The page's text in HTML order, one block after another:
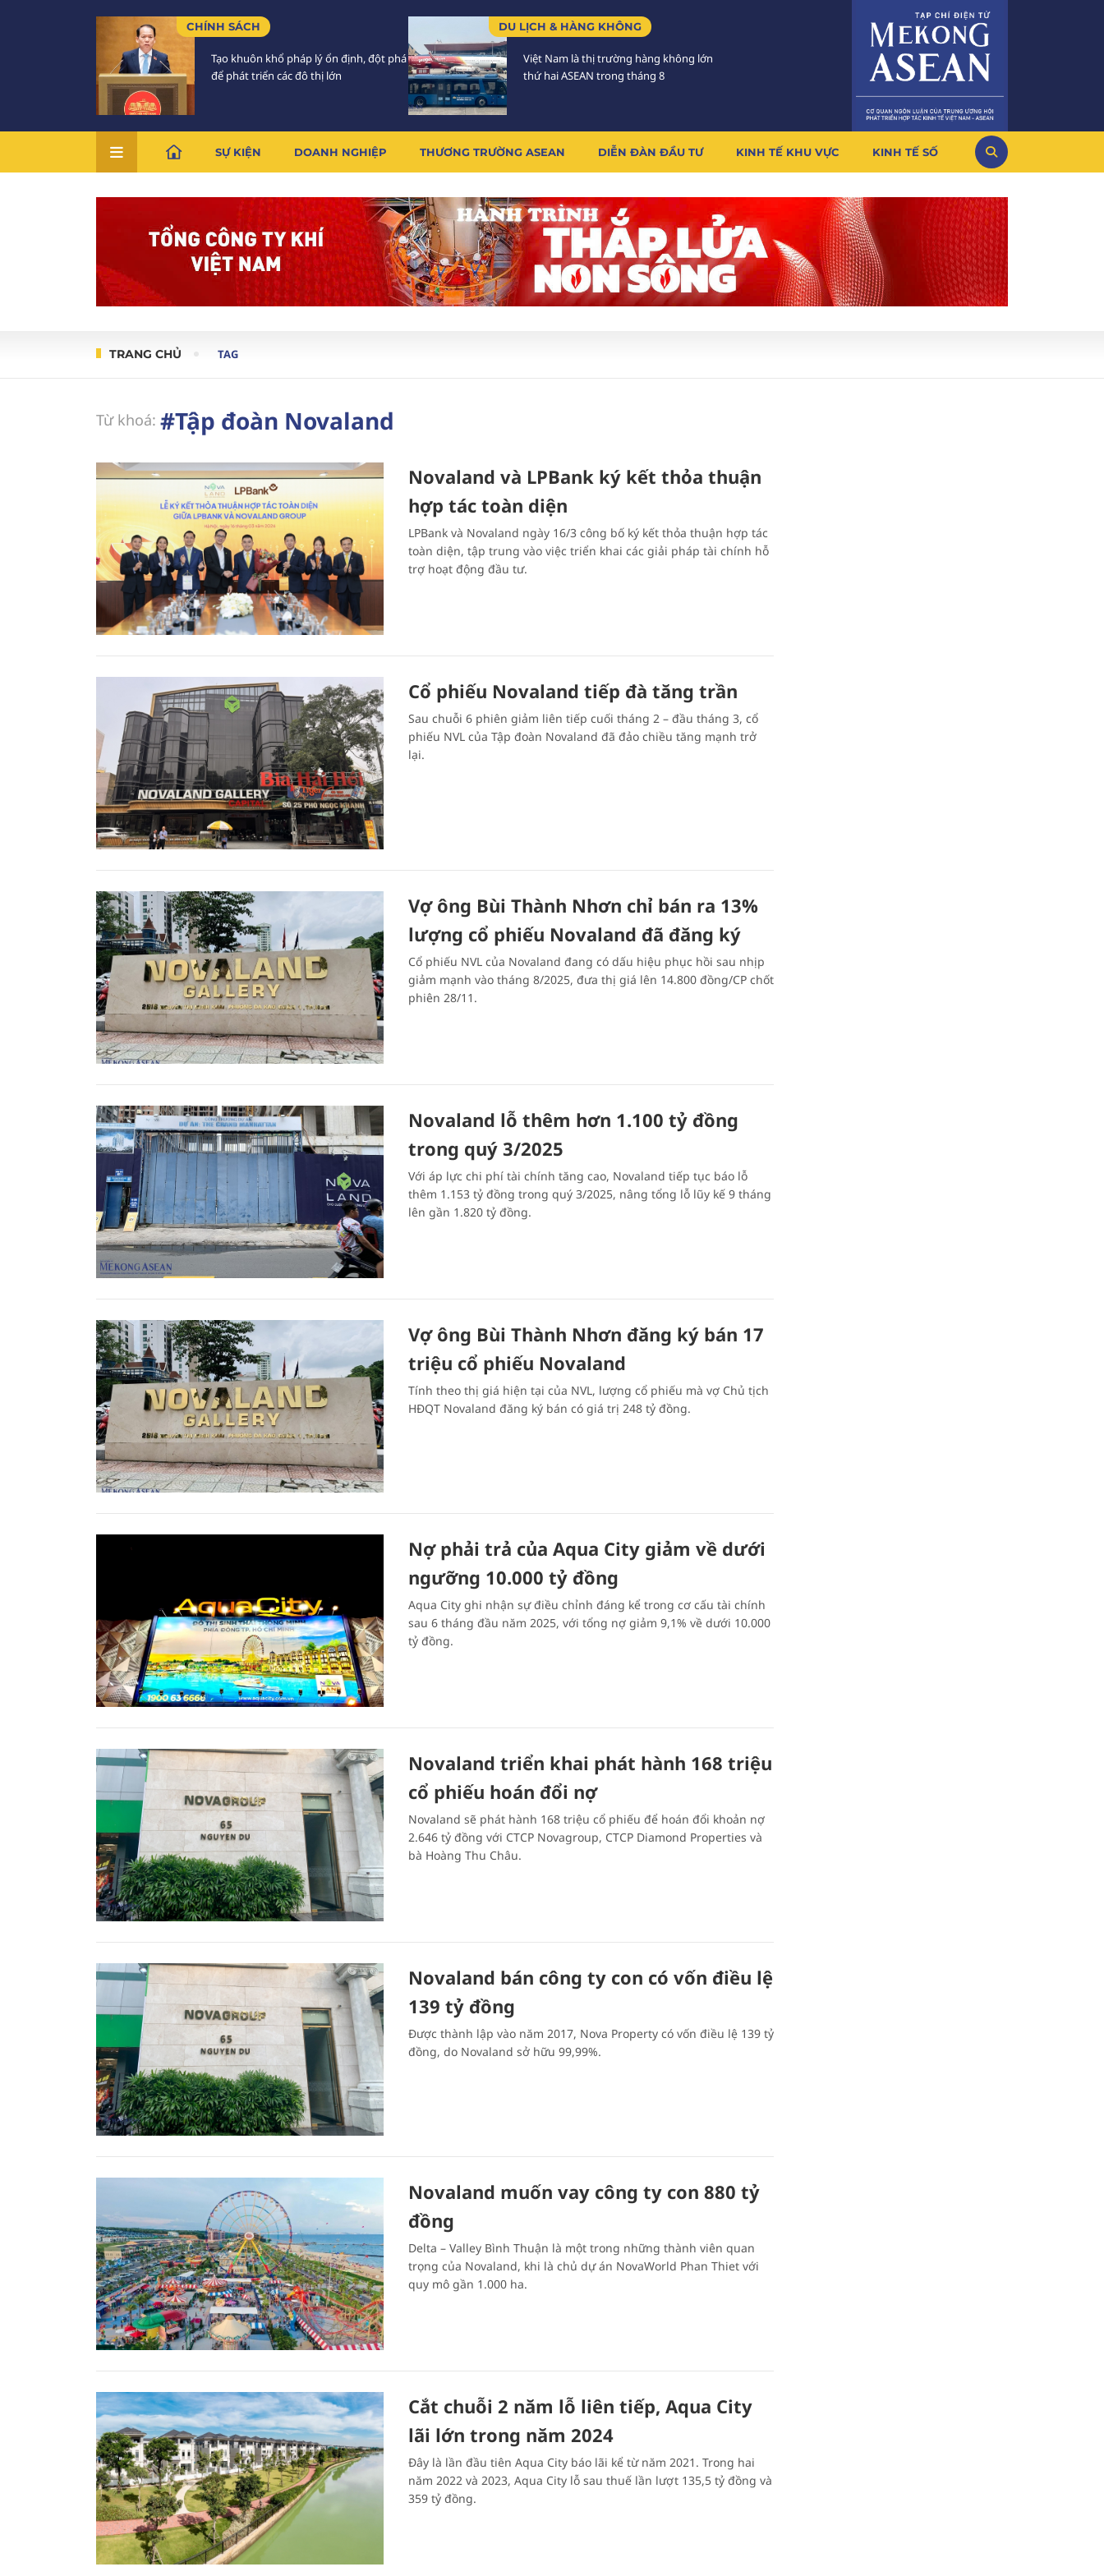
CHÍNH SÁCH
Tạo khuôn khổ pháp lý ổn định, đột phá
để phát triển các đô thị lớn
DU LỊCH & HÀNG KHÔNG
Việt Nam là thị trường hàng không lớn
thứ hai ASEAN trong tháng 8
SỰ KIỆN DOANH NGHIỆP THƯƠNG TRƯỜNG ASEAN DIỄN ĐÀN ĐẦU TƯ KINH TẾ KHU VỰC KINH TẾ SỐ
TRANG CHỦ TAG
Từ khoá: #Tập đoàn Novaland
Novaland và LPBank ký kết thỏa thuận
hợp tác toàn diện
LPBank và Novaland ngày 16/3 công bố ký kết thỏa thuận hợp tác
toàn diện, tập trung vào việc triển khai các giải pháp tài chính hỗ
trợ hoạt động đầu tư.
Cổ phiếu Novaland tiếp đà tăng trần
Sau chuỗi 6 phiên giảm liên tiếp cuối tháng 2 – đầu tháng 3, cổ
phiếu NVL của Tập đoàn Novaland đã đảo chiều tăng mạnh trở
lại.
Vợ ông Bùi Thành Nhơn chỉ bán ra 13%
lượng cổ phiếu Novaland đã đăng ký
Cổ phiếu NVL của Novaland đang có dấu hiệu phục hồi sau nhịp
giảm mạnh vào tháng 8/2025, đưa thị giá lên 14.800 đồng/CP chốt
phiên 28/11.
Novaland lỗ thêm hơn 1.100 tỷ đồng
trong quý 3/2025
Với áp lực chi phí tài chính tăng cao, Novaland tiếp tục báo lỗ
thêm 1.153 tỷ đồng trong quý 3/2025, nâng tổng lỗ lũy kế 9 tháng
lên gần 1.820 tỷ đồng.
Vợ ông Bùi Thành Nhơn đăng ký bán 17
triệu cổ phiếu Novaland
Tính theo thị giá hiện tại của NVL, lượng cổ phiếu mà vợ Chủ tịch
HĐQT Novaland đăng ký bán có giá trị 248 tỷ đồng.
Nợ phải trả của Aqua City giảm về dưới
ngưỡng 10.000 tỷ đồng
Aqua City ghi nhận sự điều chỉnh đáng kể trong cơ cấu tài chính
sau 6 tháng đầu năm 2025, với tổng nợ giảm 9,1% về dưới 10.000
tỷ đồng.
Novaland triển khai phát hành 168 triệu
cổ phiếu hoán đổi nợ
Novaland sẽ phát hành 168 triệu cổ phiếu để hoán đổi khoản nợ
2.646 tỷ đồng với CTCP Novagroup, CTCP Diamond Properties và
bà Hoàng Thu Châu.
Novaland bán công ty con có vốn điều lệ
139 tỷ đồng
Được thành lập vào năm 2017, Nova Property có vốn điều lệ 139 tỷ
đồng, do Novaland sở hữu 99,99%.
Novaland muốn vay công ty con 880 tỷ
đồng
Delta – Valley Bình Thuận là một trong những thành viên quan
trọng của Novaland, khi là chủ dự án NovaWorld Phan Thiet với
quy mô gần 1.000 ha.
Cắt chuỗi 2 năm lỗ liên tiếp, Aqua City
lãi lớn trong năm 2024
Đây là lần đầu tiên Aqua City báo lãi kể từ năm 2021. Trong hai
năm 2022 và 2023, Aqua City lỗ sau thuế lần lượt 135,5 tỷ đồng và
359 tỷ đồng.